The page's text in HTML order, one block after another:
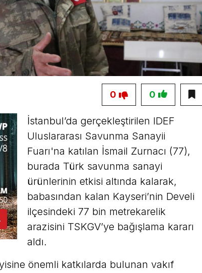
0
0
İstanbul’da gerçekleştirilen IDEF
Uluslararası Savunma Sanayii
Fuarı'na katılan İsmail Zurnacı (77),
burada Türk savunma sanayi
ürünlerinin etkisi altında kalarak,
babasından kalan Kayseri’nin Develi
ilçesindeki 77 bin metrekarelik
arazisini TSKGV’ye bağışlama kararı
aldı.
önemli katkılarda bulunan vakıf